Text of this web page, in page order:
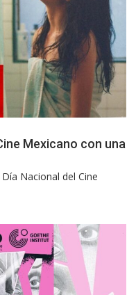
Mexicano con una
Nacional del Cine